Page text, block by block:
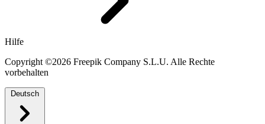
Hilfe
Copyright ©2026 Freepik Company S.L.U. Alle Rechte
vorbehalten
Deutsch